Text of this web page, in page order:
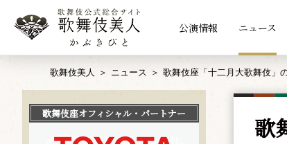
公演情報 ニュース
歌舞伎美人 ニュース 歌舞伎座「十二月大歌舞伎」
歌
歌舞伎座オフィシャル・パートナー